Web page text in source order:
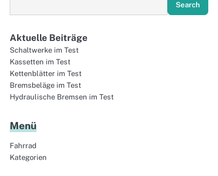
Search
Aktuelle Beiträge
Schaltwerke im Test
Kassetten im Test
Kettenblätter im Test
Bremsbeläge im Test
Hydraulische Bremsen im Test
Menü
Fahrrad
Kategorien